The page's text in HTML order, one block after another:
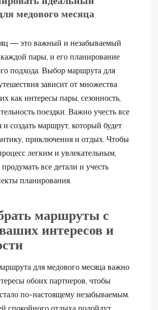
медового месяца
— это важный и незабываемый
пары, и его планирование
подхода. Выбор маршрута для
зависит от множества
как интересы пары, сезонность,
поездки. Важно учесть все
и создать маршрут, который будет
приключения и отдых. Чтобы
легким и увлекательным,
продумать все детали и учесть
планирования.
маршруты с
интересов и
для медового месяца важно
обоих партнеров, чтобы
по-настоящему незабываемым.